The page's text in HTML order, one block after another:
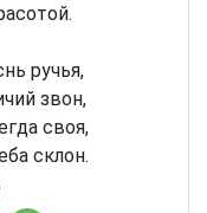
ручья,
звон,
своя,
склон.